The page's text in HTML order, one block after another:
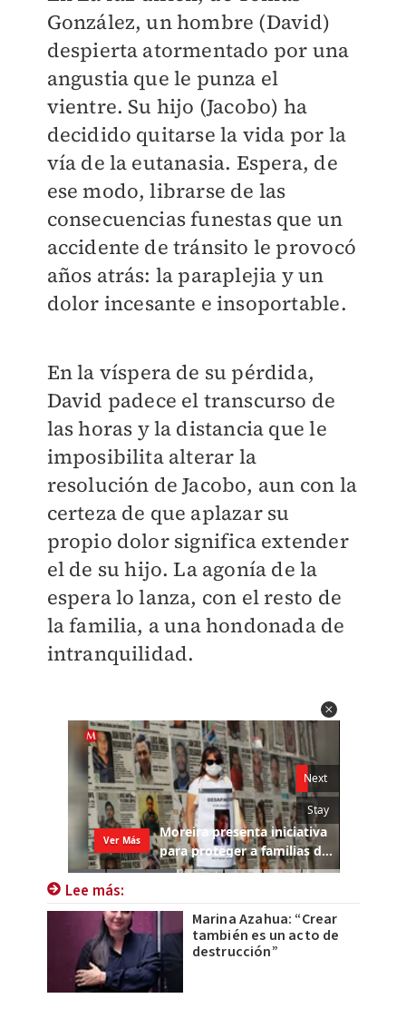
González, un hombre (David)
despierta atormentado por una
angustia que le punza el
vientre. Su hijo (Jacobo) ha
decidido quitarse la vida por la
vía de la eutanasia. Espera, de
ese modo, librarse de las
consecuencias funestas que un
accidente de tránsito le provocó
años atrás: la paraplejia y un
dolor incesante e insoportable.
En la víspera de su pérdida,
David padece el transcurso de
las horas y la distancia que le
imposibilita alterar la
resolución de Jacobo, aun con la
certeza de que aplazar su
propio dolor significa extender
el de su hijo. La agonía de la
espera lo lanza, con el resto de
la familia, a una hondonada de
intranquilidad.
Lee más:
Marina Azahua: “Crear
también es un acto de
destrucción”